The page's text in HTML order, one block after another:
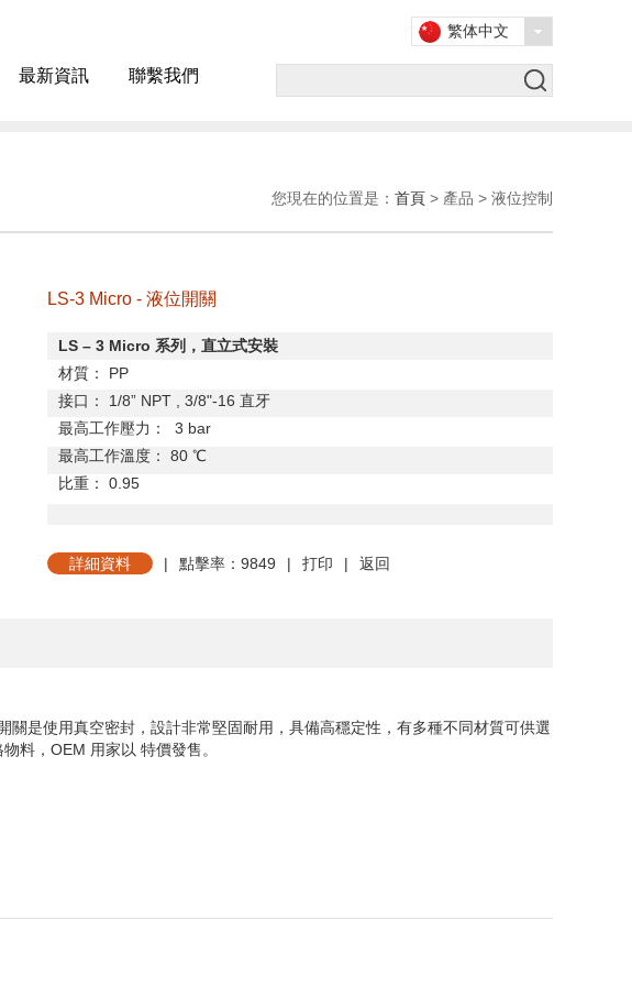
最新資訊 聯繫我們
繁体中文
您現在的位置是： 首頁 > 產品 > 液位控制
LS-3 Micro - 液位開關
LS – 3 Micro 系列，直立式安裝
材質：
PP
接口：
1/8” NPT , 3/8"-16 直牙
最高工作壓力：
3 bar
最高工作溫度：
80 ℃
比重：
0.95
詳細資料 | 點擊率：9849 | 打印 | 返回
是使用真空密封，設計非常堅固耐用，具備高穩定性，有多種不同材質可供選
料，OEM 用家以 特價發售。